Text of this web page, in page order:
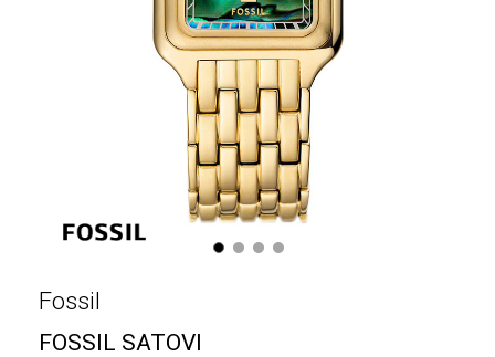
1 2 3 4
Fossil
FOSSIL SATOVI